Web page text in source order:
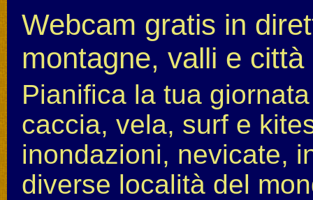
Webcam gratis in
montagne, valli e città
Pianifica la tua
caccia, vela, surf e
inondazioni, nevicate,
diverse località del